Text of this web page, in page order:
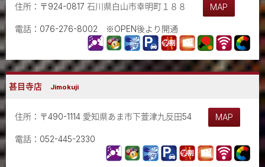
住所：〒924-0817 石川県白山市幸明町１８８ MAP
電話：076-276-8002 ※OPEN後より開通
甚目寺店 Jimokuji
住所：〒490-1114 愛知県あま市下萱津九反田54 MAP
電話：052-445-2330